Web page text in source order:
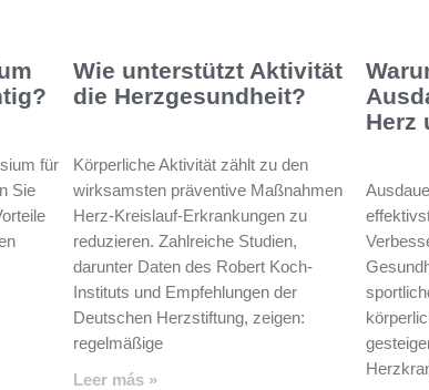
für
Sie
Wie unterstützt Aktivität
die Herzgesundheit?
Körperliche Aktivität zählt zu den
wirksamsten präventive Maßnahmen
Herz-Kreislauf-Erkrankungen zu
reduzieren. Zahlreiche Studien,
darunter Daten des Robert Koch-
Instituts und Empfehlungen der
Deutschen Herzstiftung, zeigen:
regelmäßige
Leer más »
Herz